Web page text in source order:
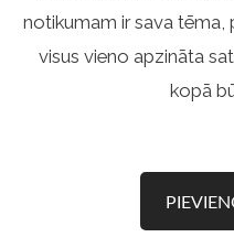
notikumam ir sava tēma,
visus vieno apzināta
kopā